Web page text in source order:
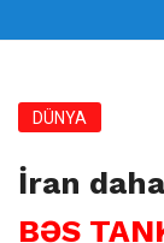
DÜNYA
İran
BƏS